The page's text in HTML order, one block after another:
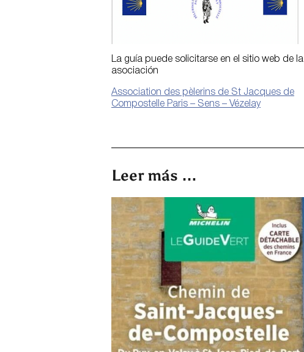
La guía puede solicitarse en el sitio web de la
asociación
Association des pèlerins de St Jacques de
Compostelle Paris – Sens – Vézelay
Leer más …